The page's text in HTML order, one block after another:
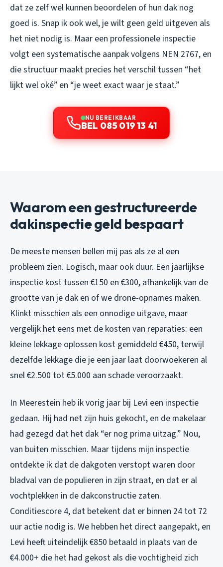
dat ze zelf wel kunnen beoordelen of hun dak nog
goed is. Snap ik ook wel, je wilt geen geld uitgeven als
het niet nodig is. Maar een professionele inspectie
volgt een systematische aanpak volgens NEN 2767, en
die structuur maakt precies het verschil tussen “het
lijkt wel oké” en “je weet exact waar je staat.”
NU BEREIKBAAR
BEL 085 019 13 41
Waarom een gestructureerde
dakinspectie geld bespaart
De meeste mensen bellen mij pas als ze al een
probleem zien. Logisch, maar ook duur. Een jaarlijkse
inspectie kost tussen €150 en €300, afhankelijk van de
grootte van je dak en of we drone-opnames maken.
Klinkt misschien als een onnodige uitgave, maar
vergelijk het eens met de kosten van reparaties: een
kleine lekkage oplossen kost gemiddeld €450, terwijl
dezelfde lekkage die je een jaar laat doorwoekeren al
snel €2.500 tot €5.000 aan schade veroorzaakt.
In Meerestein heb ik vorig jaar bij Levi een inspectie
gedaan. Hij had net zijn huis gekocht, en de makelaar
had gezegd dat het dak “er nog prima uitzag.” Nou,
van buiten misschien. Maar tijdens mijn inspectie
ontdekte ik dat de dakgoten verstopt waren door
bladval van de populieren in zijn straat, en dat er al
vochtplekken in de dakconstructie zaten.
Conditiescore 4, dat betekent dat er binnen 24 tot 72
uur actie nodig is. We hebben het direct aangepakt, en
Levi heeft uiteindelijk €850 betaald in plaats van de
€4.000+ die het had gekost als die vochtigheid zich